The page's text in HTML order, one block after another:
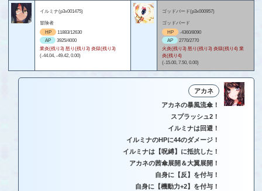
イルミナ(p3x001475)
冒険者
HP
11883/12630
AP
3925/4000
業炎(残り3) 怒り(残り3) 炎獄(残り3)
(-44.04, -49.42, 0.00)
ゴッドバード(p3x000957)
ゴッドバード
HP
-4360/8090
AP
2770/2770
火炎(残り3) 怒り(残り3) 炎獄(残り4) 業
炎(残り4)
(-15.00, 7.50, 0.00)
アカネ
アカネの暴風流傘！
スプラッシュ2！
イルミナは回避！
イルミナのHPに44のダメージ！
イルミナは【呪縛】に抵抗した！
アカネの茜傘展開＆大翼展開！
自身に【反】を付与！
自身に【機動力+2】を付与！